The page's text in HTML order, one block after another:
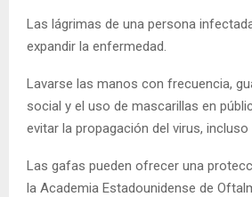
Las lágrimas de una persona
expandir la enfermedad.
Lavarse las manos con frecuencia,
social y el uso de mascarillas en
evitar la propagación del virus,
Las gafas pueden ofrecer una
la Academia Estadounidense de